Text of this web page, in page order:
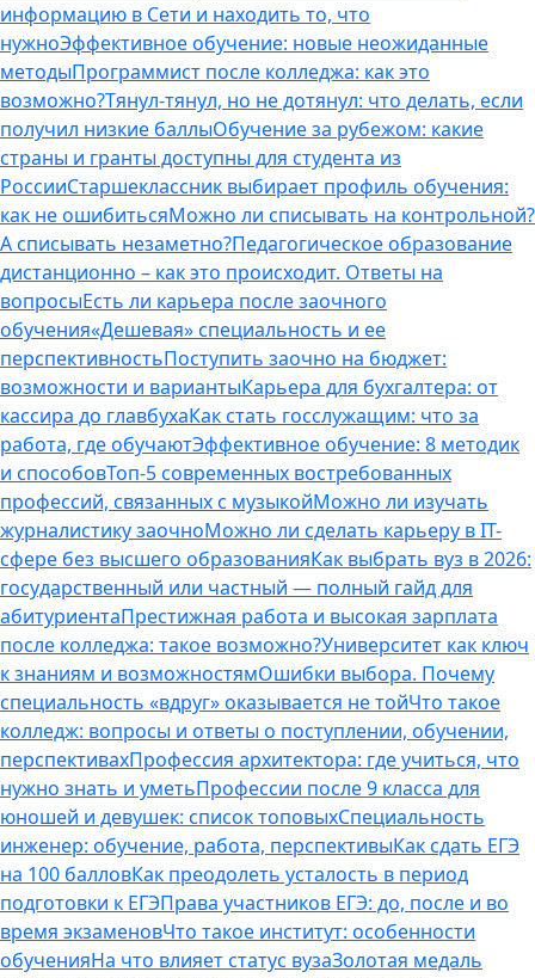
информацию в Сети и находить то, что
нужноЭффективное обучение: новые неожиданные
методыПрограммист после колледжа: как это
возможно?Тянул-тянул, но не дотянул: что делать, если
получил низкие баллыОбучение за рубежом: какие
страны и гранты доступны для студента из
РоссииСтаршеклассник выбирает профиль обучения:
как не ошибитьсяМожно ли списывать на контрольной?
А списывать незаметно?Педагогическое образование
дистанционно – как это происходит. Ответы на
вопросыЕсть ли карьера после заочного
обучения«Дешевая» специальность и ее
перспективностьПоступить заочно на бюджет:
возможности и вариантыКарьера для бухгалтера: от
кассира до главбухаКак стать госслужащим: что за
работа, где обучаютЭффективное обучение: 8 методик
и способовТоп-5 современных востребованных
профессий, связанных с музыкойМожно ли изучать
журналистику заочноМожно ли сделать карьеру в IT-
сфере без высшего образованияКак выбрать вуз в 2026:
государственный или частный — полный гайд для
абитуриентаПрестижная работа и высокая зарплата
после колледжа: такое возможно?Университет как ключ
к знаниям и возможностямОшибки выбора. Почему
специальность «вдруг» оказывается не тойЧто такое
колледж: вопросы и ответы о поступлении, обучении,
перспективахПрофессия архитектора: где учиться, что
нужно знать и уметьПрофессии после 9 класса для
юношей и девушек: список топовыхСпециальность
инженер: обучение, работа, перспективыКак сдать ЕГЭ
на 100 балловКак преодолеть усталость в период
подготовки к ЕГЭПрава участников ЕГЭ: до, после и во
время экзаменовЧто такое институт: особенности
обученияНа что влияет статус вузаЗолотая медаль